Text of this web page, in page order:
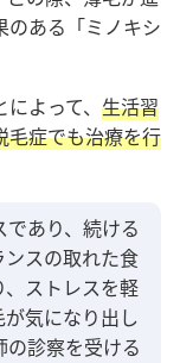
のある「ミノキシ
よって、 生活習
毛症でも治療を行
あり、続ける
スの取れた食
ストレスを軽
気になり出し
診察を受ける